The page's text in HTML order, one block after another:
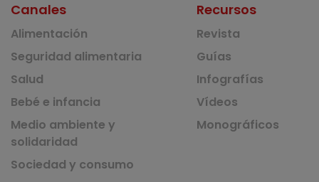
Canales
Alimentación
Seguridad alimentaria
Salud
Bebé e infancia
Medio ambiente y
solidaridad
Sociedad y consumo
Recursos
Revista
Guías
Infografías
Vídeos
Monográficos